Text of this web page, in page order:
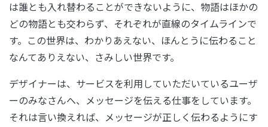
は誰とも入れ替わることができないように、物語はほかの
どの物語とも交わらず、それぞれが直線のタイムラインで
す。この世界は、わかりあえない、ほんとうに伝わること
なんてありえない、さみしい世界です。
デザイナーは、サービスを利用していただいているユーザ
ーのみなさんへ、メッセージを伝える仕事をしています。
それは言い換えれば、メッセージが正しく伝わるようにす